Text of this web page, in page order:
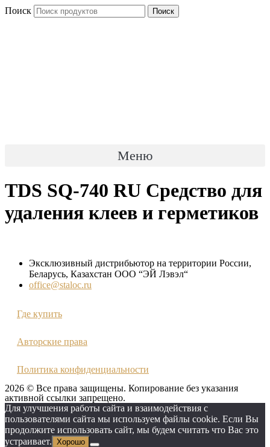
Перейти
Поиск Поиск
Меню
TDS SQ-740 RU Средство для
удаления клеев и герметиков
Эксклюзивный дистрибьютор на территории России,
Беларусь, Казахстан ООО “ЭЙ Лэвэл“
office@staloc.ru
Где купить
Авторские права
Политика конфиденциальности
2026 © Все права защищены. Копирование без указания
активной ссылки запрещено.
Для улучшения работы сайта и взаимодействия с
пользователями сайта мы используем файлы cookie. Если Вы
продолжите использовать сайт, мы будем считать что Вас это
устраивает. Хорошо